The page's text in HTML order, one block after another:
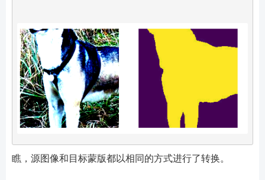
瞧，源图像和目标蒙版都以相同的方式进行了转换。